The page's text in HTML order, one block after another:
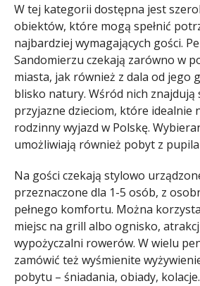
W tej kategorii dostępna jest
obiektów, które mogą spełnić
najbardziej wymagających gości.
Sandomierzu czekają zarówno w
miasta, jak również z dala od jego
blisko natury. Wśród nich
przyjazne dzieciom, które idealnie
rodzinny wyjazd w Polskę.
umożliwiają również pobyt z
Na gości czekają stylowo
przeznaczone dla 1-5 osób, z
pełnego komfortu. Można
miejsc na grill albo ognisko,
wypożyczalni rowerów. W wielu
zamówić też wyśmienite
pobytu – śniadania, obiady, kolacje.